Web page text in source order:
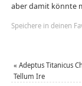
aber damit könnte
Speichere in deinen
« Adeptus Titanicus
Tellum Ire